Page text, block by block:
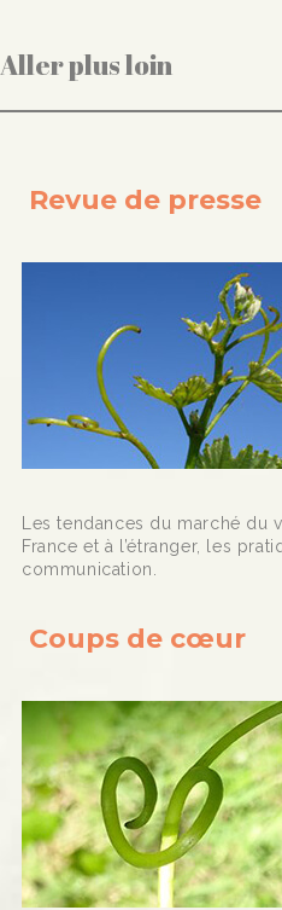
Aller plus loin
Revue de presse
Les tendances du marché du
France et à l’étranger, les
communication.
Coups de cœur